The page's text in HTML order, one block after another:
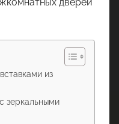
из
зеркальными